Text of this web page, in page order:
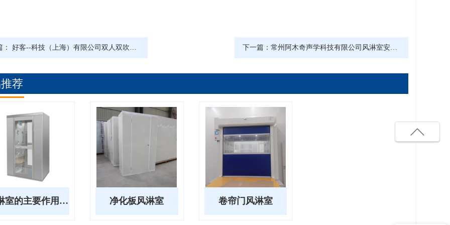
： 好客--科技（上海）有限公司双人双吹不锈钢风淋室安装 下一篇： 常州阿木奇声学科技有限公司风淋室安装现场
荐
风淋室的主要作用及其制约因素 净化板风淋室 卷帘门风淋室